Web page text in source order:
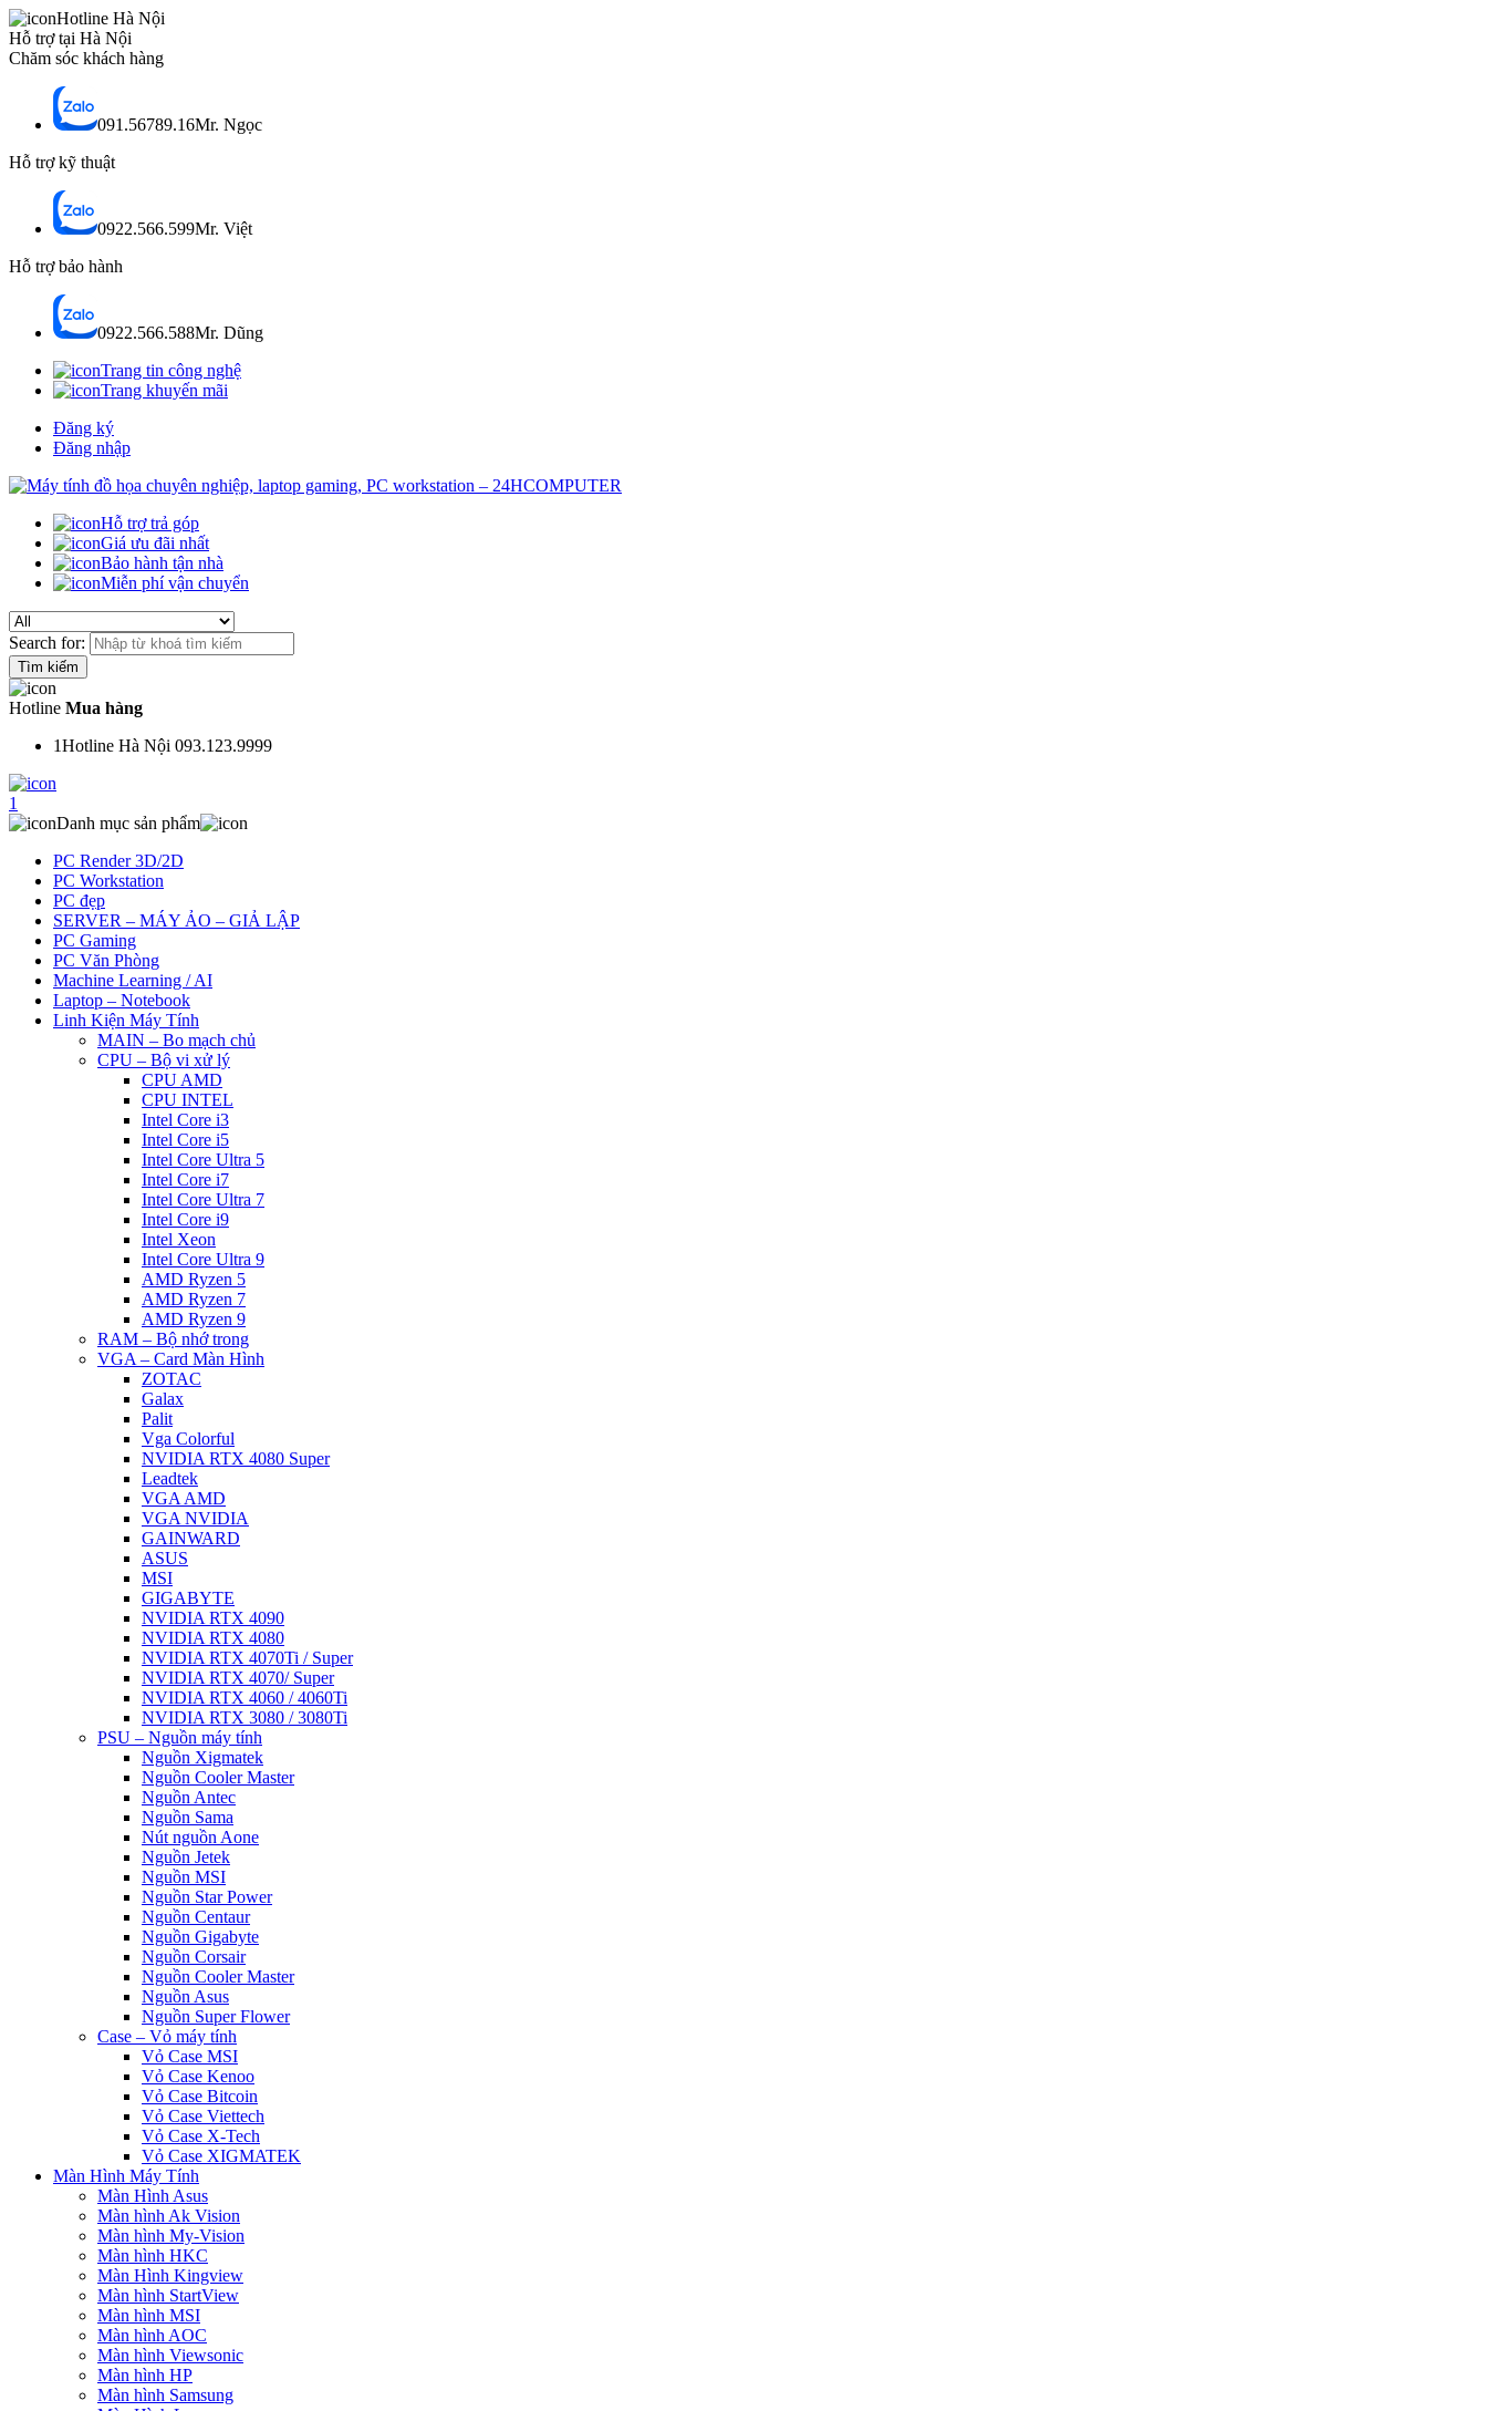
Hotline Hà Nội
Hỗ trợ tại Hà Nội
Chăm sóc khách hàng
091.56789.16Mr. Ngọc
Hỗ trợ kỹ thuật
0922.566.599Mr. Việt
Hỗ trợ bảo hành
0922.566.588Mr. Dũng
Trang tin công nghệ
Trang khuyến mãi
Đăng ký
Đăng nhập
Hỗ trợ trả góp
Giá ưu đãi nhất
Bảo hành tận nhà
Miễn phí vận chuyển
Search for:
Hotline Mua hàng
1Hotline Hà Nội 093.123.9999
1
Danh mục sản phẩm
PC Render 3D/2D
PC Workstation
PC đẹp
SERVER – MÁY ẢO – GIẢ LẬP
PC Gaming
PC Văn Phòng
Machine Learning / AI
Laptop – Notebook
Linh Kiện Máy Tính
MAIN – Bo mạch chủ
CPU – Bộ vi xử lý
CPU AMD
CPU INTEL
Intel Core i3
Intel Core i5
Intel Core Ultra 5
Intel Core i7
Intel Core Ultra 7
Intel Core i9
Intel Xeon
Intel Core Ultra 9
AMD Ryzen 5
AMD Ryzen 7
AMD Ryzen 9
RAM – Bộ nhớ trong
VGA – Card Màn Hình
ZOTAC
Galax
Palit
Vga Colorful
NVIDIA RTX 4080 Super
Leadtek
VGA AMD
VGA NVIDIA
GAINWARD
ASUS
MSI
GIGABYTE
NVIDIA RTX 4090
NVIDIA RTX 4080
NVIDIA RTX 4070Ti / Super
NVIDIA RTX 4070/ Super
NVIDIA RTX 4060 / 4060Ti
NVIDIA RTX 3080 / 3080Ti
PSU – Nguồn máy tính
Nguồn Xigmatek
Nguồn Cooler Master
Nguồn Antec
Nguồn Sama
Nút nguồn Aone
Nguồn Jetek
Nguồn MSI
Nguồn Star Power
Nguồn Centaur
Nguồn Gigabyte
Nguồn Corsair
Nguồn Cooler Master
Nguồn Asus
Nguồn Super Flower
Case – Vỏ máy tính
Vỏ Case MSI
Vỏ Case Kenoo
Vỏ Case Bitcoin
Vỏ Case Viettech
Vỏ Case X-Tech
Vỏ Case XIGMATEK
Màn Hình Máy Tính
Màn Hình Asus
Màn hình Ak Vision
Màn hình My-Vision
Màn hình HKC
Màn Hình Kingview
Màn hình StartView
Màn hình MSI
Màn hình AOC
Màn hình Viewsonic
Màn hình HP
Màn hình Samsung